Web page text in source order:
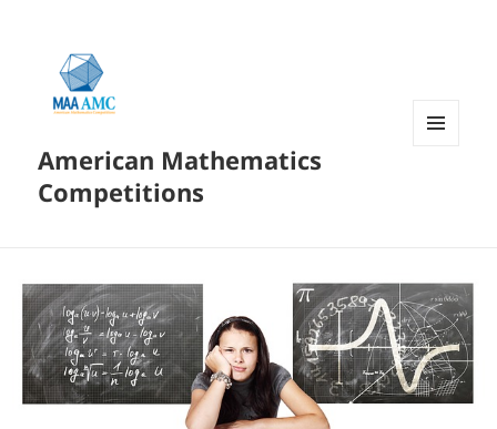
American Mathematics
Competitions